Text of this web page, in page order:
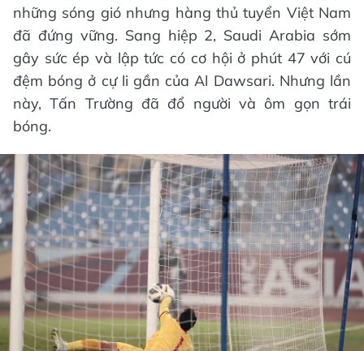
những sóng gió nhưng hàng thủ tuyển Việt Nam
đã đứng vững. Sang hiệp 2, Saudi Arabia sớm
gây sức ép và lập tức có cơ hội ở phút 47 với cú
đệm bóng ở cự li gần của Al Dawsari. Nhưng lần
này, Tấn Trường đã đổ người và ôm gọn trái
bóng.